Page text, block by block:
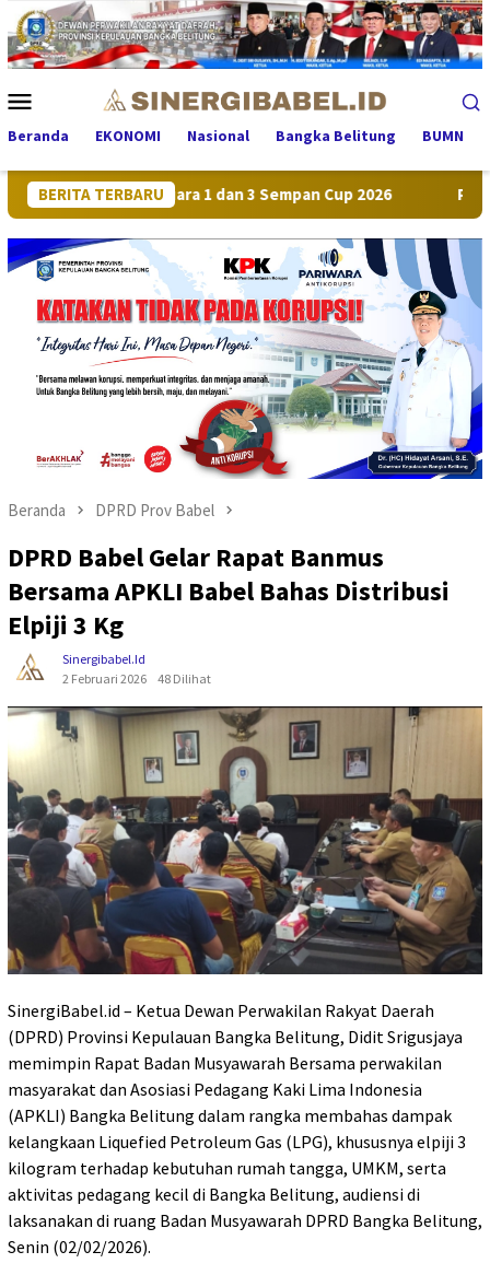
Loncat
ke
konten
Menu
Mobile
Beranda EKONOMI Nasional Bangka Belitung BUMN
BERITA TERBARU
Sabet Juara 1 dan 3 Sempan Cup 2026 Pertumbuhan
Beranda DPRD Prov Babel
DPRD Babel Gelar Rapat Banmus
Bersama APKLI Babel Bahas Distribusi
Elpiji 3 Kg
Sinergibabel.id
2 Februari 2026
48 Dilihat
SinergiBabel.id – Ketua Dewan Perwakilan Rakyat Daerah
(DPRD) Provinsi Kepulauan Bangka Belitung, Didit Srigusjaya
memimpin Rapat Badan Musyawarah Bersama perwakilan
masyarakat dan Asosiasi Pedagang Kaki Lima Indonesia
(APKLI) Bangka Belitung dalam rangka membahas dampak
kelangkaan Liquefied Petroleum Gas (LPG), khususnya elpiji 3
kilogram terhadap kebutuhan rumah tangga, UMKM, serta
aktivitas pedagang kecil di Bangka Belitung, audiensi di
laksanakan di ruang Badan Musyawarah DPRD Bangka Belitung,
Senin (02/02/2026).